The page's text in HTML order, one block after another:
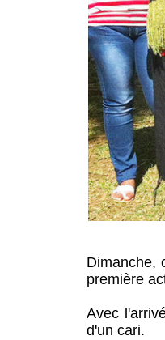
Dimanche,
première
Avec
d'un cari.